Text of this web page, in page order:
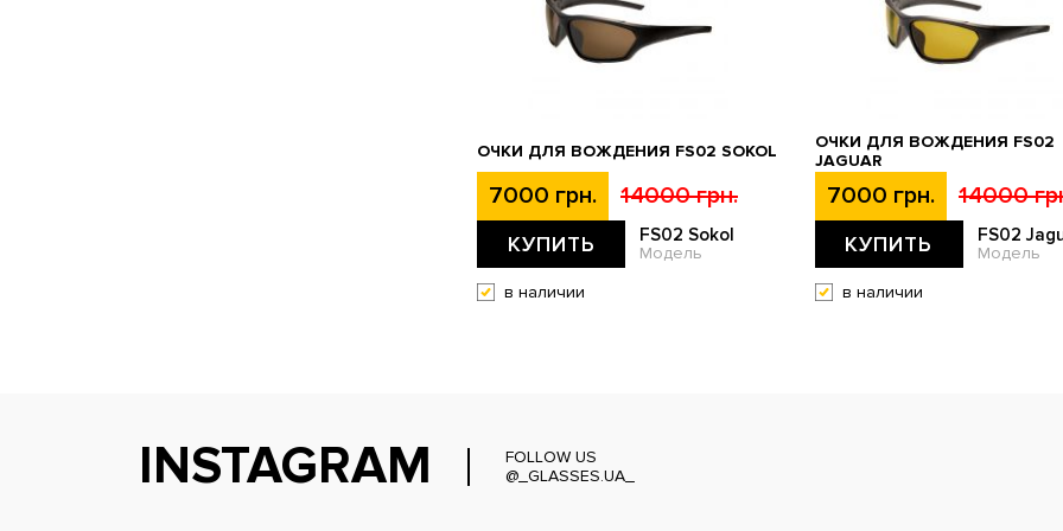
ОЧКИ ДЛЯ ВОЖДЕНИЯ FS02 SOKOL
7000 грн. 14000 грн.
КУПИТЬ FS02 Sokol
Модель
в наличии
ОЧКИ ДЛЯ ВОЖДЕНИЯ FS02
JAGUAR
7000 грн. 14000
КУПИТЬ FS02
Модель
в наличии
INSTAGRAM
FOLLOW US
@_GLASSES.UA_